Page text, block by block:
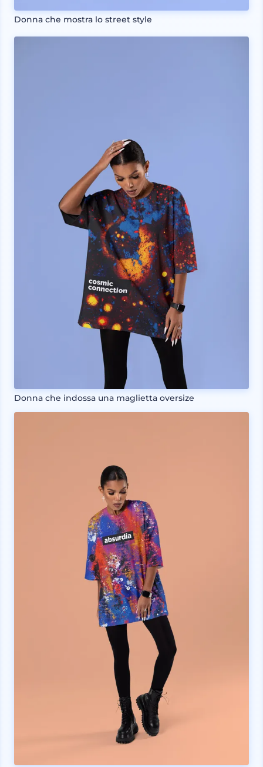
Donna che mostra lo street style
Donna che indossa una maglietta oversize